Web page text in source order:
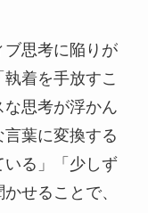
思考に陥りが
着を手放すこ
な思考が浮かん
葉に変換する
る」「少しず
せることで、